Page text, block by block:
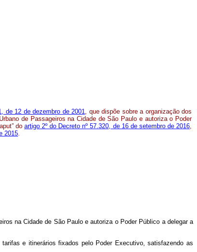
de 12 de dezembro de 2001, que dispõe sobre a organização dos
de Passageiros na Cidade de São Paulo e autoriza o Poder
do artigo 2º do Decreto nº 57.320, de 16 de setembro de 2016,
2015.
na Cidade de São Paulo e autoriza o Poder Público a delegar a
e itinerários fixados pelo Poder Executivo, satisfazendo as